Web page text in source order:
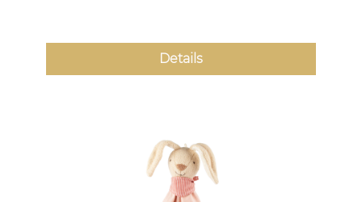
Details